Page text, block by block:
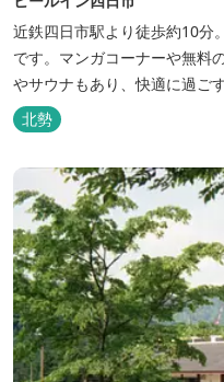
近鉄四日市駅より徒歩約10分
です。マンガコーナーや無料
やサウナもあり、快適に過ご
北勢